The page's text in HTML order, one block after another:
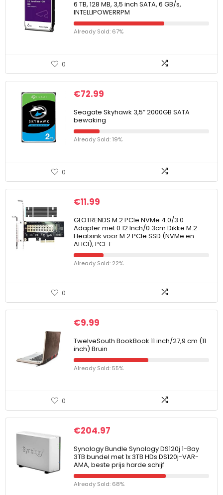
6 TB, 128 MB, 3,5 inch SATA, 6 GB/s,
INTELLIPOWERRPM
Already Sold: 67%
0
€72.99
Seagate Skyhawk 3,5″ 2000GB SATA
bewaking
Already Sold: 19%
0
€11.99
GLOTRENDS M.2 PCIe NVMe 4.0/3.0
Adapter met 0.12 Inch/0.3cm Dikke M.2
Heatsink voor M.2 PCIe SSD (NVMe en
AHCI), PCI-E…
Already Sold: 22%
0
€9.99
TwelveSouth BookBook 11 inch/27,9 cm (11
inch) Bruin
Already Sold: 55%
0
€204.97
Synology Bundle Synology DS120j 1-Bay
3TB bundel met 1x 3TB HDs DS120j-VAR-
AMA, beste prijs harde schijf
Already Sold: 68%